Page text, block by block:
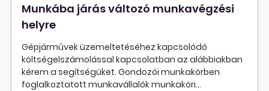
Munkába járás változó munkavégzési
helyre
Gépjárművek üzemeltetéséhez kapcsolódó
költségelszámolással kapcsolatban az alábbiakban
kérem a segítségüket. Gondozói munkakörben
foglalkoztatott munkavállalók munkaköri...